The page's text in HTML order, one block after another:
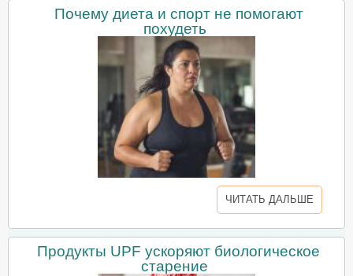
Почему диета и спорт не помогают
похудеть
ЧИТАТЬ ДАЛЬШЕ
Продукты UPF ускоряют биологическое
старение